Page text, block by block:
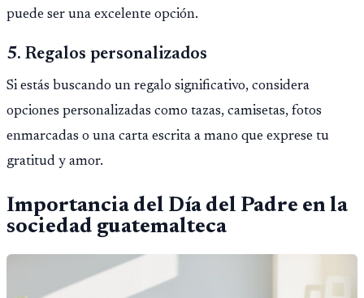
puede ser una excelente opción.
5. Regalos personalizados
Si estás buscando un regalo significativo, considera
opciones personalizadas como tazas, camisetas, fotos
enmarcadas o una carta escrita a mano que exprese tu
gratitud y amor.
Importancia del Día del Padre en la
sociedad guatemalteca